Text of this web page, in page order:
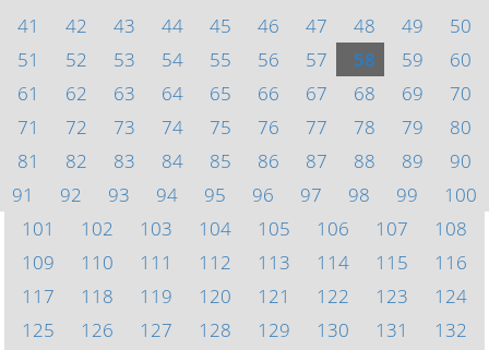
41
42 43 44 45 46 47 48 49
50
51
52 53 54 55 56 57 58 59
60
61
62 63 64 65 66 67 68 69
70
71
72 73 74 75 76 77 78 79
80
81
82 83 84 85 86 87 88 89
90
91
92 93 94 95 96 97 98 99
100
101
102 103 104 105 106 107
108
109
110 111 112 113 114 115
116
117
118 119 120 121 122 123
124
125
126 127 128 129 130 131
132